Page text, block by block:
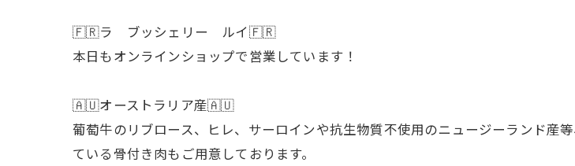
🇫🇷ラ ブッシェリー ルイ🇫🇷
本日もオンラインショップで営業しています！
🇦🇺オーストラリア産🇦🇺
葡萄牛のリブロース、ヒレ、サーロインや抗生物質不使用のニュージーランド産
ている骨付き肉もご用意しております。